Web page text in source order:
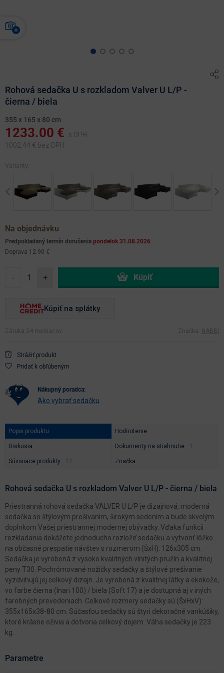
Rohová sedačka U s rozkladom Valver U L/P -
čierna / biela
355 x 165 x 80 cm
1233.00 €
s DPH
1002.44 € bez DPH
Varianty:
Previous
Na objednávku
Predpokladaný termín doručenia pondelok 31.08.2026
Doprava 12.90 €
- +
Kúpiť na splátky
Záruka 24 mesiacov Značka: NABBI
Strážiť produkt
Pridať k obľúbeným
nákupný poradca:
Ako vybrať sedačku
Popis produktu Hodnotenie
Diskusia Dokumenty na stiahnutie
Súvisiace produkty Značka
Rohová sedačka U s rozkladom Valver U L/P - čierna / biela
Priestranná rohová sedačka VALVER U L/P je dizajnová, moderná
sedačka so štýlovým prešívaním, širokým sedením a bude skvelým
doplnkom Vašej priestrannej modernej obývačky. Vďaka funkcii
rozkladania dokážete jednoducho rozložiť sedačku a vytvoriť lôžko
na občasné prespatie návštev s rozmerom (ŠxH): 126x305 cm.
Sedačka je vyrobená z vysoko kvalitných vlnitých pružín a kvalitnej
peny T30. Pochrómované nožičky sedačky a štýlové prešívanie
vyzdvihujú jej celkový dizajn. Je vyrobená z kvalitnej látky a ekokože,
vo farbe čierna (Inari 100) / biela (Soft 17) a je dostupná aj v iných
farebných prevedeniach. Celkové rozmery sedačky sú (ŠxHxV):
355x165x38-80 cm. Súčasťou sedačky sú štyri dekoračné vankúšiky,
ktoré krásne oživia a dotvoria celkový dojem. Váha sedačky je 223
kg.
Parametre